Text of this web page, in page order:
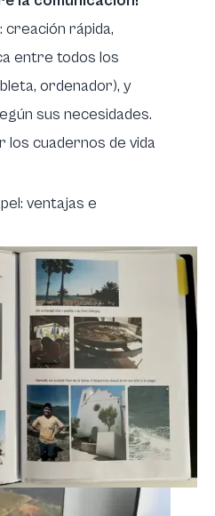
creación rápida,
entre todos los
ordenador), y
sus necesidades.
los cuadernos de vida
ventajas e